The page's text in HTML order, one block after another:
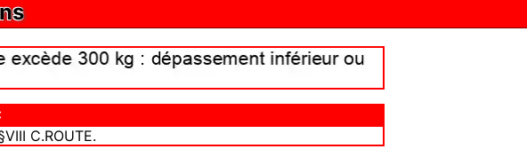
C.ROUTE.